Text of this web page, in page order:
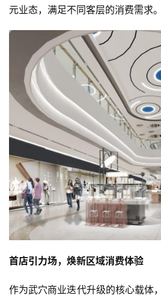
元业态，满足不同客层的消费需求。
首店引力场，焕新区域消费体验
作为武穴商业迭代升级的核心载体